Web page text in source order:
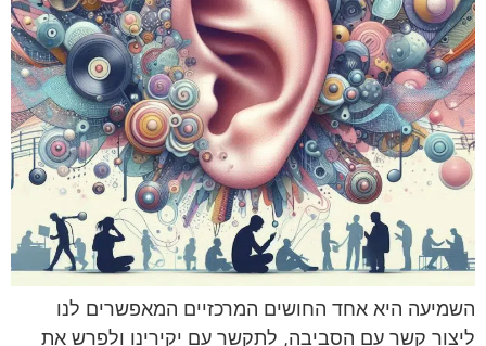
השמיעה היא אחד החושים המרכזיים המאפשרים לנו
ליצור קשר עם הסביבה, לתקשר עם יקירינו ולפרש את